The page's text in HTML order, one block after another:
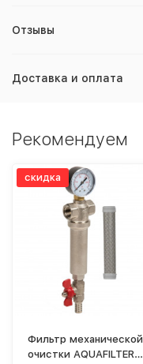
Отзывы
Доставка и оплата
Рекомендуем
скидка
Фильтр механической
очистки AQUAFILTER